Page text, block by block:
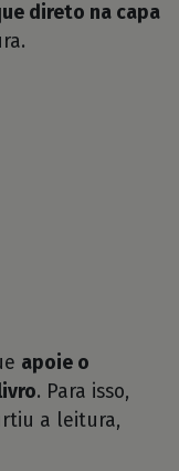
direto na capa
apoie o
. Para isso,
a leitura,